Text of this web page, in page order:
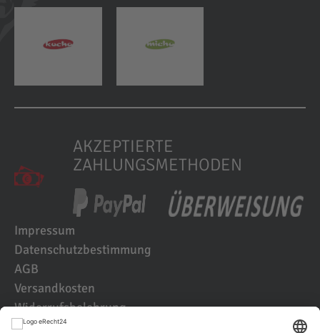
AKZEPTIERTE
ZAHLUNGSMETHODEN
Impressum
Datenschutzbestimmung
AGB
Versandkosten
Widerrufsbelehrung
Kundenbewertungen